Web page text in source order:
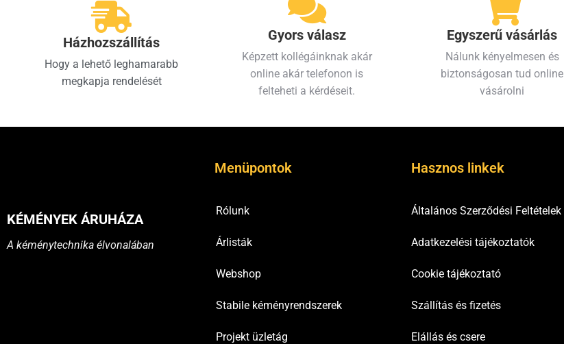
Házhozszállítás
Hogy a lehető leghamarabb
megkapja rendelését
Gyors válasz
Képzett kollégáinknak akár
online akár telefonon is
felteheti a kérdéseit.
Egyszerű vásárlás
Nálunk kényelmesen és
biztonságosan tud online
vásárolni
KÉMÉNYEK ÁRUHÁZA
A kéménytechnika élvonalában
Menüpontok
Rólunk
Árlisták
Webshop
Stabile kéményrendszerek
Projekt üzletág
Hasznos linkek
Általános Szerződési Feltételek
Adatkezelési tájékoztatók
Cookie tájékoztató
Szállítás és fizetés
Elállás és csere